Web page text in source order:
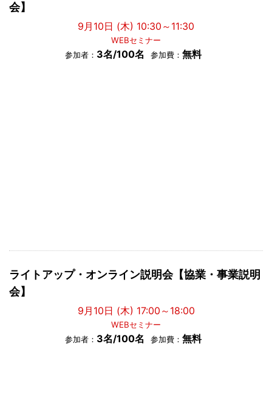
会】
9月10日 (木) 10:30～11:30
WEBセミナー
参加者： 3名/100名 参加費： 無料
ライトアップ・オンライン説明会【協業・事業説明
会】
9月10日 (木) 17:00～18:00
WEBセミナー
参加者： 3名/100名 参加費： 無料